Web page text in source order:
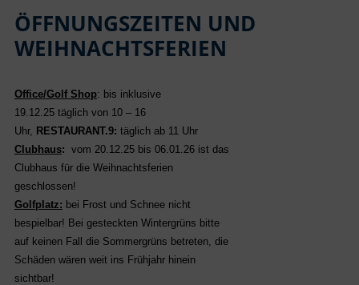
ÖFFNUNGSZEITEN UND
WEIHNACHTSFERIEN
Office/Golf Shop: bis inklusive
19.12.25 täglich von 10 – 16
Uhr,
RESTAURANT.9: täglich ab 11 Uhr
Clubhaus: vom 20.12.25 bis 06.01.26 ist das
Clubhaus für die Weihnachtsferien
geschlossen!
Golfplatz: bei Frost und Schnee nicht
bespielbar! Bei gesteckten Wintergrüns bitte
auf keinen Fall die Sommergrüns betreten, die
Schäden wären weit ins Frühjahr hinein
sichtbar!